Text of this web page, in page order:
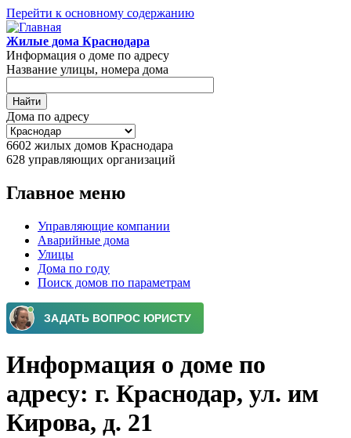
Перейти к основному содержанию
Жилые дома Краснодара
Информация о доме по адресу
Название улицы, номера дома
Дома по адресу
6602 жилых домов Краснодара
628 управляющих организаций
Главное меню
Управляющие компании
Аварийные дома
Улицы
Дома по году
Поиск домов по параметрам
Информация о доме по
адресу: г. Краснодар, ул. им
Кирова, д. 21